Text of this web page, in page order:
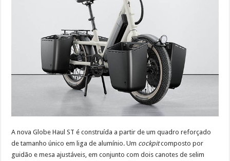
A nova Globe Haul ST é construída a partir de um quadro reforçado
de tamanho único em liga de alumínio. Um cockpitcomposto por
guidão e mesa ajustáveis, em conjunto com dois canotes de selim